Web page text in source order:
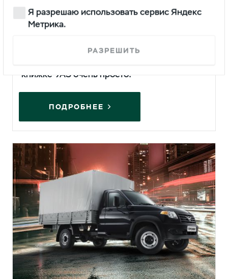
Электронная сервисная книжка
книжке УАЗ очень просто!
ПОДРОБНЕЕ
Я разрешаю использовать сервис Яндекс
Метрика.
РАЗРЕШИТЬ